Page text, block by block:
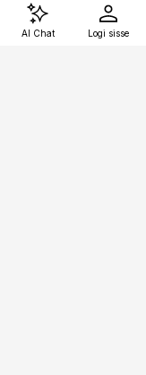
AI Chat Logi sisse